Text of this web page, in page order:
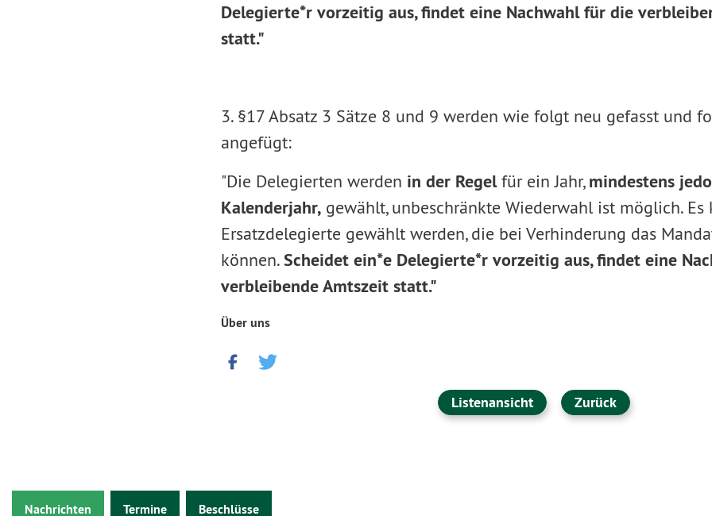
Delegierte*r vorzeitig aus, findet eine Nachwahl für die
statt."
3. §17 Absatz 3 Sätze 8 und 9 werden wie folgt neu gefasst und
angefügt:
"Die Delegierten werden in der Regelfür ein Jahr,mindestens
Kalenderjahr,gewählt, unbeschränkte Wiederwahl ist möglich. Es
Ersatzdelegierte gewählt werden, die bei Verhinderung das
können.Scheidet ein*e Delegierte*r vorzeitig aus, findet eine
verbleibende Amtszeit statt."
Über uns
Listenansicht Zurück
Nachrichten Termine Beschlüsse